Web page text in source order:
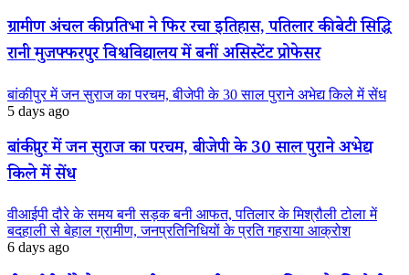
ग्रामीण अंचल की प्रतिभा ने फिर रचा इतिहास, पतिलार की बेटी सिद्धि
रानी मुजफ्फरपुर विश्वविद्यालय में बनीं असिस्टेंट प्रोफेसर
बांकीपुर में जन सुराज का परचम, बीजेपी के 30 साल पुराने अभेद्य किले में सेंध
5 days ago
बांकीपुर में जन सुराज का परचम, बीजेपी के 30 साल पुराने अभेद्य
किले में सेंध
वीआईपी दौरे के समय बनी सड़क बनी आफत, पतिलार के मिश्रौली टोला में
बदहाली से बेहाल ग्रामीण, जनप्रतिनिधियों के प्रति गहराया आक्रोश
6 days ago